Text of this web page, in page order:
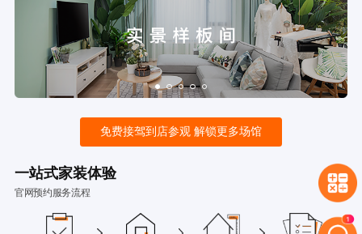
免费接驾到店参观 解锁更多场馆
一站式家装体验
官网预约服务流程